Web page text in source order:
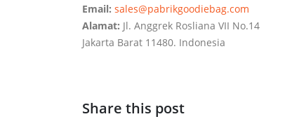
Email: sales@pabrikgoodiebag.com
Alamat: Jl. Anggrek Rosliana VII No.14
Jakarta Barat 11480. Indonesia
Share this post